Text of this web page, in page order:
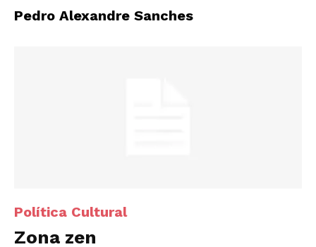
Pedro Alexandre Sanches
Política Cultural
Zona zen